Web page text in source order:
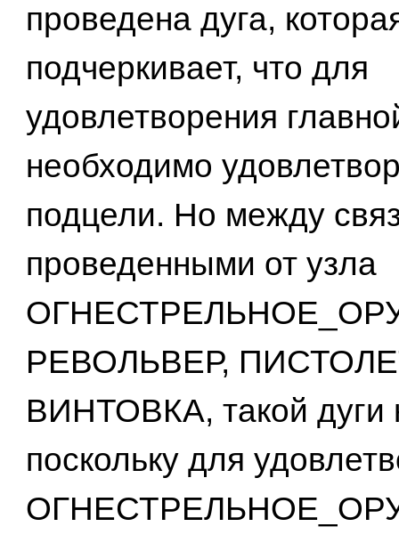
проведена дуга,
подчеркивает, что для
удовлетворения
необходимо
подцели. Но между
проведенными от узла
РЕВОЛЬВЕР,
ВИНТОВКА, такой дуги
поскольку для